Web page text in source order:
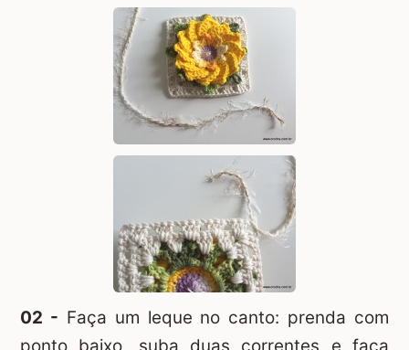
02 - Faça um leque no canto: prenda com